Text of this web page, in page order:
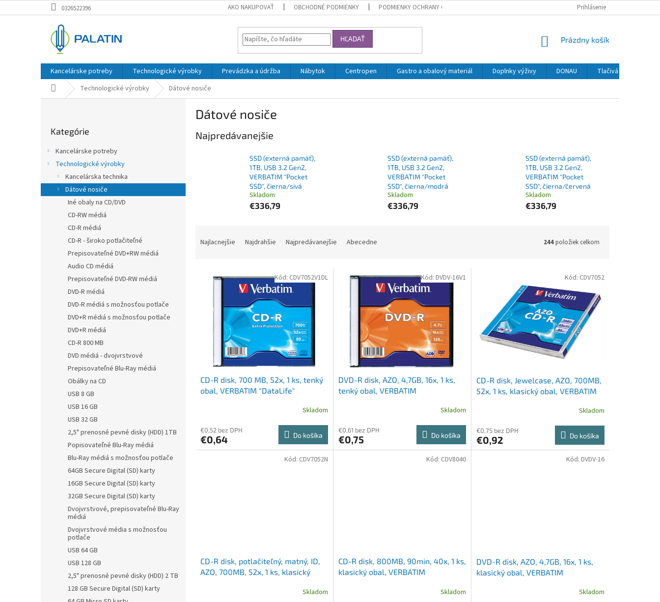
na
0326522396 AKO NAKUPOVAŤ OBCHODNÉ PODMIENKY PODMIENKY OCHRANY OSOBNÝCH ÚDAJOV Prihlásenie
HĽADAŤ
NÁKUPNÝ
Prázdny košík
Kancelárske potreby Technologické výrobky Prevádzka a údržba Nábytok Centropen Gastro a obalový materiál Doplnky výživy DONAU Tlačivá
Domov Technologické výrobky Dátové nosiče
kategórie
Kategórie
Kancelárske potreby
Technologické výrobky
Kancelárska technika
Dátové nosiče
Iné obaly na CD/DVD
CD-RW médiá
CD-R médiá
CD-R - široko potlačiteľné
Prepisovateľné DVD+RW médiá
Audio CD médiá
Prepisovateľné DVD-RW médiá
DVD-R médiá
DVD-R médiá s možnosťou potlače
DVD+R médiá s možnosťou potlače
DVD+R médiá
CD-R 800 MB
DVD médiá - dvojvrstvové
Prepisovateľné Blu-Ray médiá
Obálky na CD
USB 8 GB
USB 16 GB
USB 32 GB
2,5" prenosné pevné disky (HDD) 1TB
Popisovateľné Blu-Ray médiá
Blu-Ray médiá s možnosťou potlače
64GB Secure Digital (SD) karty
16GB Secure Digital (SD) karty
32GB Secure Digital (SD) karty
Dvojvrstvové, prepisovateľné Blu-Ray
médiá
Dvojvrstvové média s možnosťou
potlače
USB 64 GB
USB 128 GB
2,5" prenosné pevné disky (HDD) 2 TB
128 GB Secure Digital (SD) karty
Dátové nosiče
Najpredávanejšie
SSD (externá pamäť),
1TB, USB 3.2 Gen2,
VERBATIM "Pocket
SSD", čierna/sivá
Skladom
€336,79
SSD (externá pamäť),
1TB, USB 3.2 Gen2,
VERBATIM "Pocket
SSD", čierna/modrá
Skladom
€336,79
SSD (externá pamäť),
1TB, USB 3.2 Gen2,
VERBATIM "Pocket
SSD", čierna/červená
Skladom
€336,79
Najlacnejšie Najdrahšie Najpredávanejšie Abecedne 244položiek celkom
CD-R disk, 700 MB, 52x, 1 ks, tenký
obal, VERBATIM "DataLife"
Skladom
€0,52 bez DPH
€0,64 Do košíka
Kód: CDV7052V1DL
DVD-R disk, AZO, 4,7GB, 16x, 1 ks,
tenký obal, VERBATIM
Skladom
€0,61 bez DPH
€0,75 Do košíka
Kód: DVDV-16V1
CD-R disk, Jewelcase, AZO, 700MB,
52x, 1 ks, klasický obal, VERBATIM
Skladom
€0,75 bez DPH
€0,92 Do košíka
Kód: CDV7052
CD-R disk, potlačiteľný, matný, ID,
AZO, 700MB, 52x, 1 ks, klasický
Skladom
Kód: CDV7052N
CD-R disk, 800MB, 90min, 40x, 1 ks,
klasický obal, VERBATIM
Skladom
Kód: CDV8040
DVD-R disk, AZO, 4,7GB, 16x, 1 ks,
klasický obal, VERBATIM
Skladom
Kód: DVDV-16